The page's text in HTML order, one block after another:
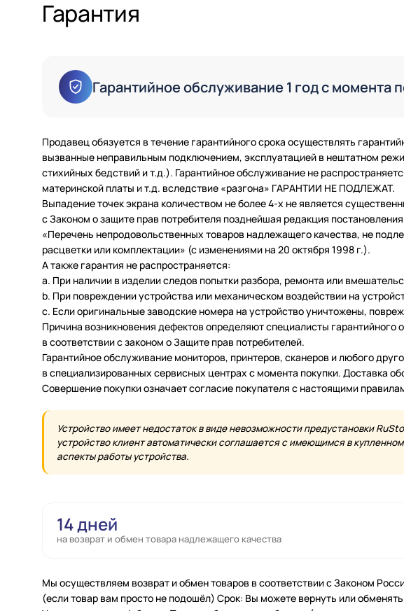
Гарантия
Гарантийное обслуживание 1 год с момента
Продавец обязуется в течение гарантийного срока осуществлять
вызванные неправильным подключением, эксплуатацией в нештатном
стихийных бедствий и т.д.). Гарантийное обслуживание не
материнской платы и т.д. вследствие «разгона» ГАРАНТИИ НЕ ПОДЛЕЖАТ.
Выпадение точек экрана количеством не более 4-х не является
с Законом о защите прав потребителя позднейшая редакция
«Перечень непродовольственных товаров надлежащего качества, не
расцветки или комплектации» (с изменениями на 20 октября 1998 г.).
А также гарантия не распространяется:
a. При наличии в изделии следов попытки разбора, ремонта или
b. При повреждении устройства или механическом воздействии на
c. Если оригинальные заводские номера на устройство уничтожены,
Причина возникновения дефектов определяют специалисты
в соответствии с законом о Защите прав потребителей.
Гарантийное обслуживание мониторов, принтеров, сканеров и любого
в специализированных сервисных центрах с момента покупки. Доставка
Совершение покупки означает согласие покупателя с настоящими
Устройство имеет недостаток в виде невозможности предустановки
устройство клиент автоматически соглашается с имеющимся в
аспекты работы устройства.
14 дней
на возврат и обмен товара надлежащего качества
Мы осуществляем возврат и обмен товаров в соответствии с Законом
(если товар вам просто не подошёл) Срок: Вы можете вернуть или